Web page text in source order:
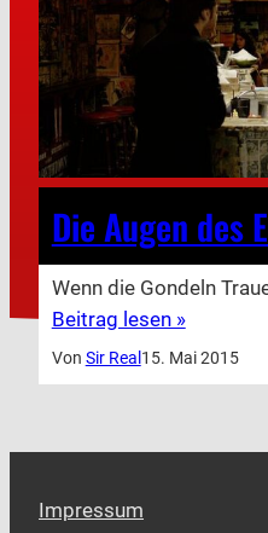
Die Augen des
Wenn die Gondeln
Beitrag lesen »
Von Sir Real 15. Mai 2015
Impressum